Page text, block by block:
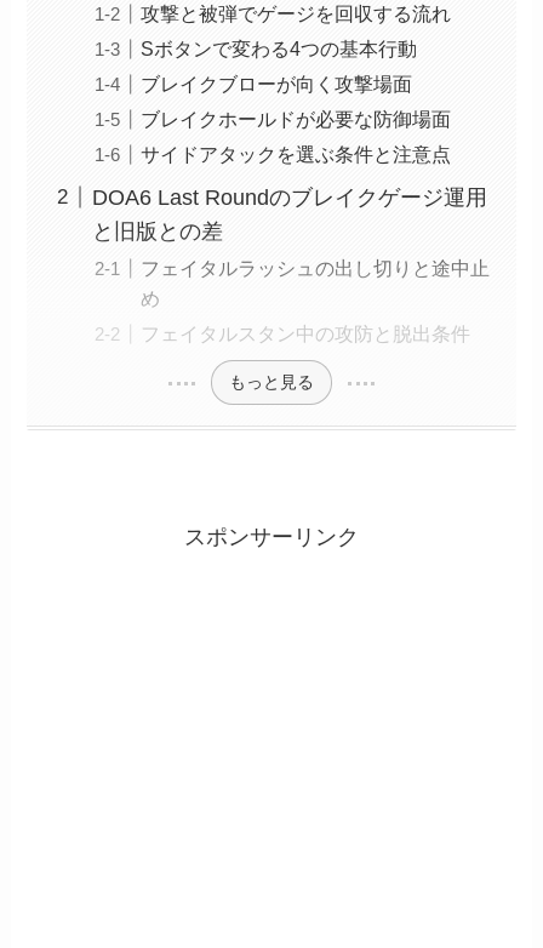
攻撃と被弾でゲージを回収する流れ
Sボタンで変わる4つの基本行動
ブレイクブローが向く攻撃場面
ブレイクホールドが必要な防御場面
サイドアタックを選ぶ条件と注意点
DOA6 Last Roundのブレイクゲージ運用
と旧版との差
フェイタルラッシュの出し切りと途中止
め
フェイタルスタン中の攻防と脱出条件
もっと見る
スポンサーリンク